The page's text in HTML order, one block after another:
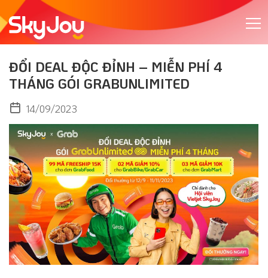
ĐỔI DEAL ĐỘC ĐỈNH – MIỄN PHÍ 4
THÁNG GÓI GRABUNLIMITED
14/09/2023